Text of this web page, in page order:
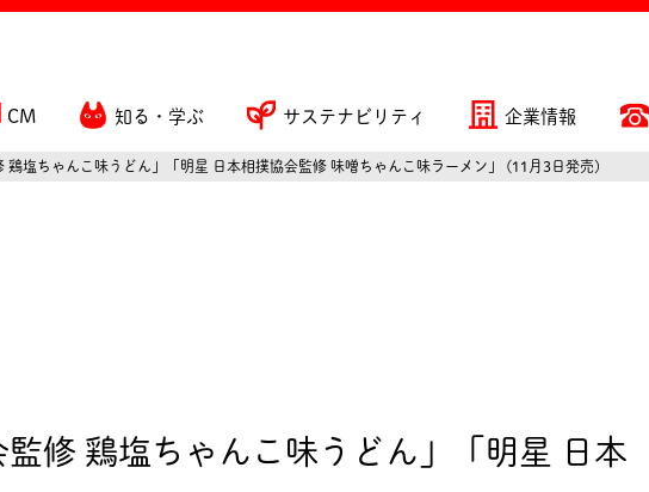
CM 知る・学ぶ サステナビリティ 企業情報
鶏塩ちゃんこ味うどん」「明星 日本相撲協会監修 味噌ちゃんこ味ラーメン」 (11月3日発売)
監修 鶏塩ちゃんこ味うどん」「明星 日本